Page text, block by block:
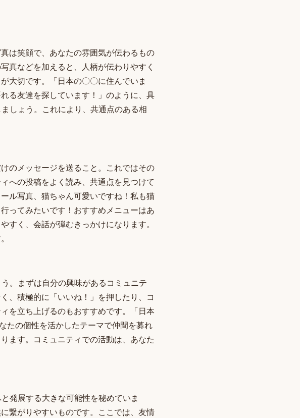
は笑顔で、あなたの雰囲気が伝わるもの
真などを加えると、人柄が伝わりやすく
大切です。「日本の〇〇に住んでいま
る友達を探しています！」のように、具
しょう。これにより、共通点のある相
のメッセージを送ること。これではその
への投稿をよく読み、共通点を見つけて
ル写真、猫ちゃん可愛いですね！私も猫
ってみたいです！おすすめメニューはあ
すく、会話が弾むきっかけになります。
。まずは自分の興味があるコミュニテ
、積極的に「いいね！」を押したり、コ
を立ち上げるのもおすすめです。「日本
たの個性を活かしたテーマで仲間を募れ
ます。コミュニティでの活動は、あなた
発展する大きな可能性を秘めていま
繋がりやすいものです。ここでは、友情